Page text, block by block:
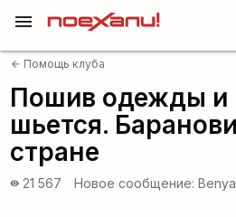
menu
arrow_back Помощь клуба
Пошив одежды и
шьется.
стране
visibility 21 567 Новое сообщение: